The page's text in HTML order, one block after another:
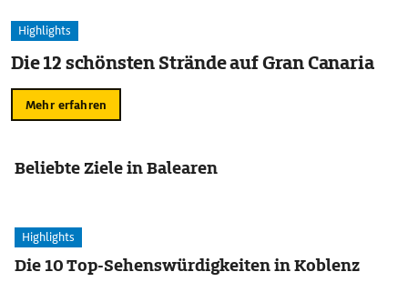
Highlights
Die 12 schönsten Strände auf Gran Canaria
Mehr erfahren
Beliebte Ziele in Balearen
Highlights
Die 10 Top-Sehenswürdigkeiten in Koblenz